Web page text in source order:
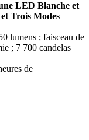
LED Blanche et
Trois Modes
lumens ; faisceau de
; 7 700 candelas
de